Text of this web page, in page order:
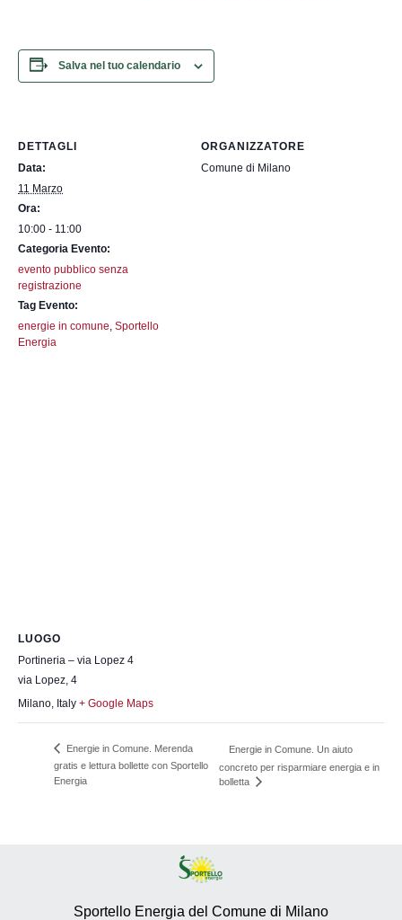
Salva nel tuo calendario
DETTAGLI
Data:
11 Marzo
Ora:
10:00 - 11:00
Categoria Evento:
evento pubblico senza
registrazione
Tag Evento:
energie in comune, Sportello
Energia
ORGANIZZATORE
Comune di Milano
LUOGO
Portineria – via Lopez 4
via Lopez, 4
Milano, Italy + Google Maps
Energie in Comune. Merenda
gratis e lettura bollette con Sportello
Energia
Energie in Comune. Un aiuto
concreto per risparmiare energia e in
bolletta
Sportello Energia del Comune di Milano